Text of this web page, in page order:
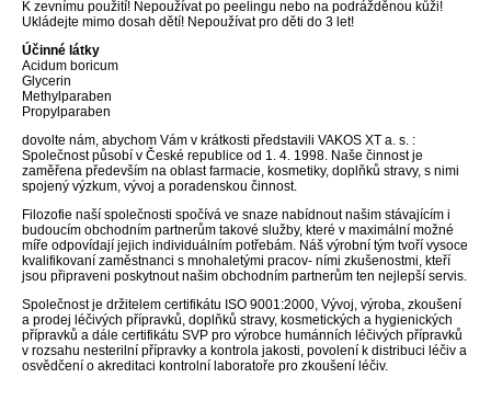
K zevnímu použití! Nepoužívat po peelingu nebo na podrážděnou kůži!
Ukládejte mimo dosah dětí! Nepoužívat pro děti do 3 let!
Účinné látky
Acidum boricum
Glycerin
Methylparaben
Propylparaben
dovolte nám, abychom Vám v krátkosti představili VAKOS XT a. s. :
Společnost působí v České republice od 1. 4. 1998. Naše činnost je
zaměřena především na oblast farmacie, kosmetiky, doplňků stravy, s nimi
spojený výzkum, vývoj a poradenskou činnost.
Filozofie naší společnosti spočívá ve snaze nabídnout našim stávajícím i
budoucím obchodním partnerům takové služby, které v maximální možné
míře odpovídají jejich individuálním potřebám. Náš výrobní tým tvoří vysoce
kvalifikovaní zaměstnanci s mnohaletými pracov- ními zkušenostmi, kteří
jsou připraveni poskytnout našim obchodním partnerům ten nejlepší servis.
Společnost je držitelem certifikátu ISO 9001:2000, Vývoj, výroba, zkoušení
a prodej léčivých přípravků, doplňků stravy, kosmetických a hygienických
přípravků a dále certifikátu SVP pro výrobce humánních léčivých přípravků
v rozsahu nesterilní přípravky a kontrola jakosti, povolení k distribuci léčiv a
osvědčení o akreditaci kontrolní laboratoře pro zkoušení léčiv.